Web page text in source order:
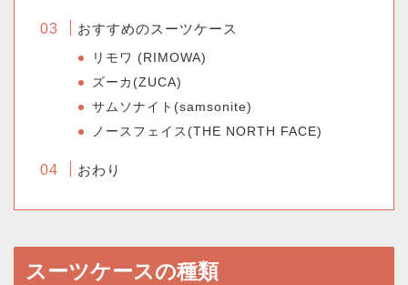
おすすめのスーツケース
リモワ (RIMOWA)
ズーカ(ZUCA)
サムソナイト(samsonite)
ノースフェイス(THE NORTH FACE)
おわり
スーツケースの種類